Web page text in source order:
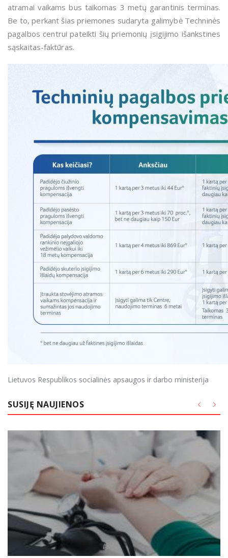
atramai vaikams bus taikomas 3 metų garantinis terminas.
Be to, perkant šias priemones sudaryta galimybė Techninės
pagalbos centrui pateikti šių priemonių įsigijimo išankstines
sąskaitas-faktūras.
Lietuvos Respublikos socialinės apsaugos ir darbo ministerija
SUSIJĘ NAUJIENOS